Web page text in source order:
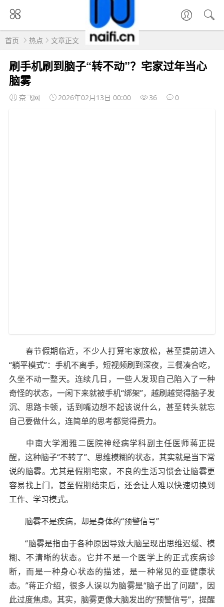
首页 热点 文章正文
刷手机刷到脑子“转不动”？宅家过年当心
脑雾
奈飞网 2026年02月13日 00:00 36 0
春节假期临近，不少人打算宅家放松，甚至提前进入
“躺平模式”：手机不离手，短视频刷到深夜，三餐凑合吃，
久坐不动一整天。连续几日，一些人发现自己陷入了一种
奇怪的状态，一闲下来就被手机“绑架”，越刷越觉得脑子发
沉、思路卡顿，话到嘴边想不起该说什么，甚至转头就忘
自己要做什么，连简单的思考都觉得费力。
中南大学湘雅二医院神经病学科副主任医师蒋正提
醒，这种脑子“不转了”、思维模糊的状态，其实就是当下常
说的脑雾。尤其是假期宅家，不良的生活习惯会让脑雾更
容易找上门，甚至假期结束后，还会让人难以快速切换到
工作、学习模式。
脑雾不是疾病，却是身体的“预警信号”
“脑雾是指由于各种原因导致大脑呈现出思维迟缓、模
糊、不清晰的状态。它并不是一个医学上的正式疾病诊
断，而是一种身心状态的描述，是一种常见的亚健康状
态。”蒋正介绍，很多人误以为脑雾是“脑子出了问题”，因
此过度焦虑。其实，脑雾更像大脑发出的“预警信号”，提醒